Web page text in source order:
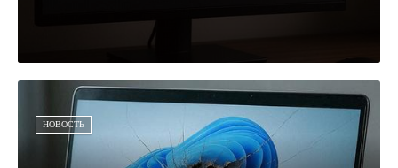
НОВОСТЬ